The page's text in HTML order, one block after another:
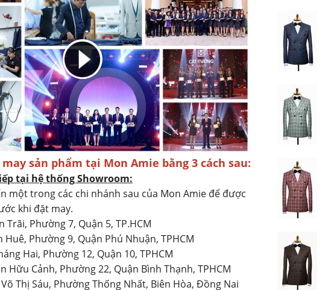
sản phẩm tại Mon Amie bằng 3 cách sau:
tại hệ thống Showroom:
một trong các chi nhánh sau của Mon Amie để được
khi đặt may.
Trãi, Phường 7, Quận 5, TP.HCM
Huê, Phường 9, Quận Phú Nhuận, TPHCM
Hai, Phường 12, Quận 10, TPHCM
Hữu Cảnh, Phường 22, Quận Bình Thạnh, TPHCM
Võ Thị Sáu, Phường Thống Nhất, Biên Hòa, Đồng Nai